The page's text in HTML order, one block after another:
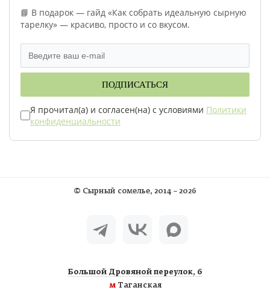
📘 В подарок — гайд «Как собрать идеальную сырную
тарелку» — красиво, просто и со вкусом.
ПОДПИСАТЬСЯ
Я прочитал(а) и согласен(на) с условиями Политики
конфиденциальности
© Сырный сомелье, 2014 – 2026
Большой Дровяной переулок, 6
мТаганская